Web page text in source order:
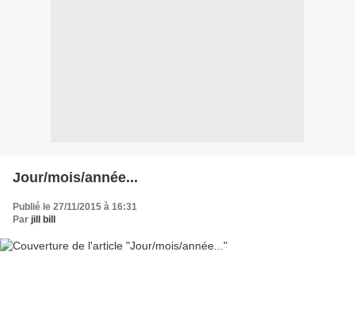
Jour/mois/année...
Publié le 27/11/2015 à 16:31
Par jill bill